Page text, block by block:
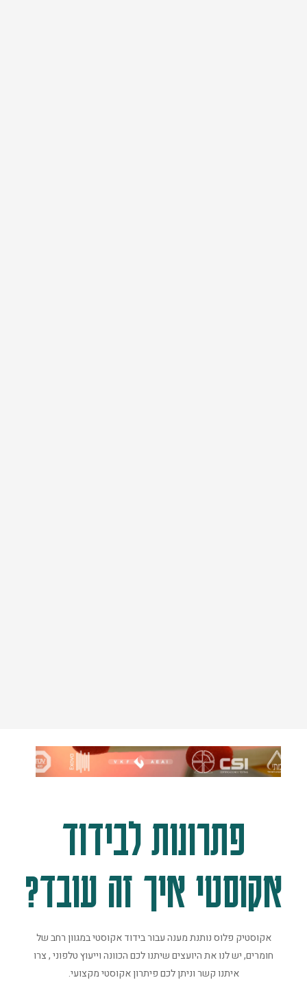
פתרונות לבידוד
אקוסטי איך זה עובד?
אקוסטיק פלוס נותנת מענה עבור בידוד אקוסטי במגוון רחב של
חומרים, יש לנו את היועצים שיתנו לכם הכוונה וייעוץ טלפוני , צרו
איתנו קשר וניתן לכם פיתרון אקוסטי מקצועי.